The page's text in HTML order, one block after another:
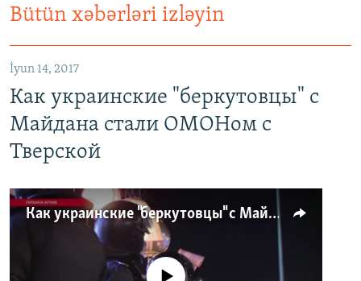
Bütün xəbərləri izləyin
İyun 14, 2017
Как украинские "беркутовцы" с
Майдана стали ОМОНом с
Тверской
Как украинские "беркутовцы" с Майдана стали ОМОНом с Тверской
No media source currently available